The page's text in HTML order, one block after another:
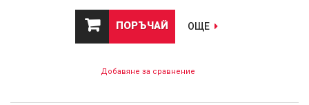
ПОРЪЧАЙ ОЩЕ
Добавяне за сравнение